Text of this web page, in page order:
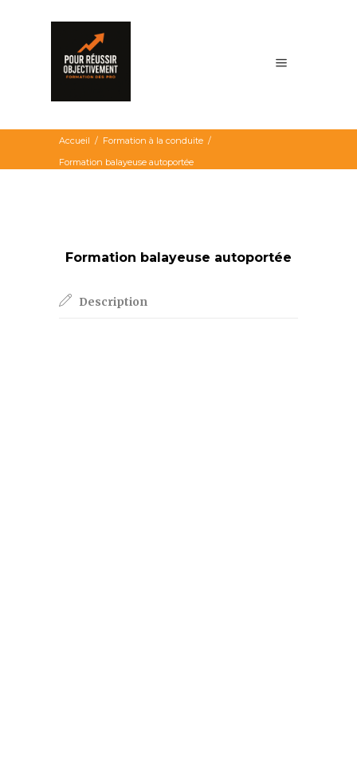
Accueil / Formation à la conduite /
Formation balayeuse autoportée
Formation balayeuse autoportée
Description